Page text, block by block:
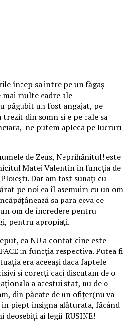
încep sa intre pe un făgaș
multe cadre ale
păgubit un fost angajat, pe
trezit din somn si e pe cale sa
ne putem apleca pe lucruri
de Zeus, Neprihănitul! este
Matei Valentin in funcția de
Dar am fost sunați cu
pe noi ca îl asemuim cu un om
sa para ceva ce
om de încredere pentru
pentru apropiați.
ca NU a contat cine este
in funcția respectiva. Putea fi
era aceeași daca faptele
si corecți caci discutam de o
a acestui stat, nu de o
din păcate de un ofițer(nu va
piept insigna alăturata, făcând
deosebiți ai legii. RUSINE!